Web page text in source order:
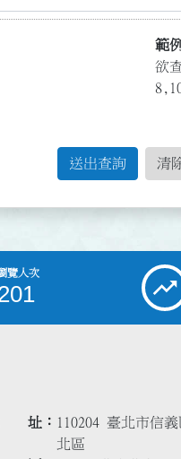
範
欲
送出查詢 清
覽人次
址
110204 臺北市信
北區